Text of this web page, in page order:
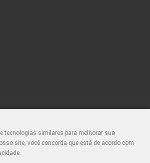
tecnologias similares para melhorar sua
site, você concorda que está de acordo com
da versão mobile